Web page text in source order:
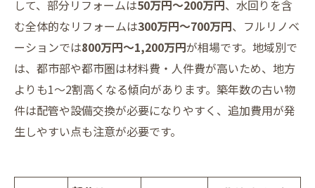
して、部分リフォームは50万円～200万円、水回りを含
む全体的なリフォームは300万円～700万円、フルリノベ
ーションでは800万円～1,200万円が相場です。地域別で
は、都市部や都市圏は材料費・人件費が高いため、地方
よりも1～2割高くなる傾向があります。築年数の古い物
件は配管や設備交換が必要になりやすく、追加費用が発
生しやすい点も注意が必要です。